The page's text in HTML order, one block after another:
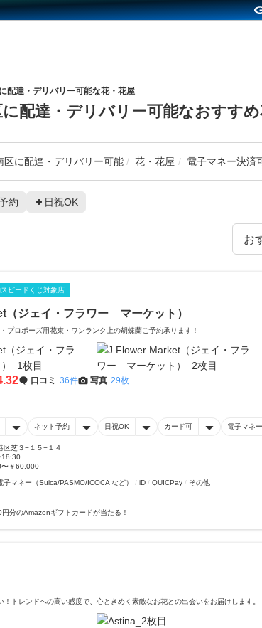
配達・デリバリー可能な花・花屋
に配達・デリバリー可能なおすす
区に配達・デリバリー可能 花・花屋 電子マネー決済
約 日祝OK
ピードくじ対象店
（ジェイ・フラワー マーケット）
プロポーズ用花束・ワンランク上の胡蝶蘭ご予約承ります！
口コミ 36件 写真 29枚
ネット予約 日祝OK カード可 電子マネ
区芝３−１５−１４
18:30
〜￥60,000
子マネー（Suica/PASMO/ICOCA など） iD QUICPay その他
分のAmazonギフトカードが当たる！
！トレンドへの高い感度で、心ときめく素敵なお花との出会いをお届けします。